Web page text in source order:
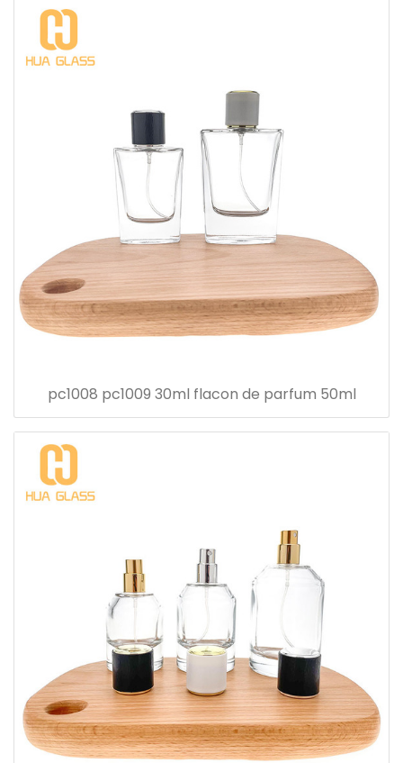
pc1008 pc1009 30ml flacon de parfum 50ml